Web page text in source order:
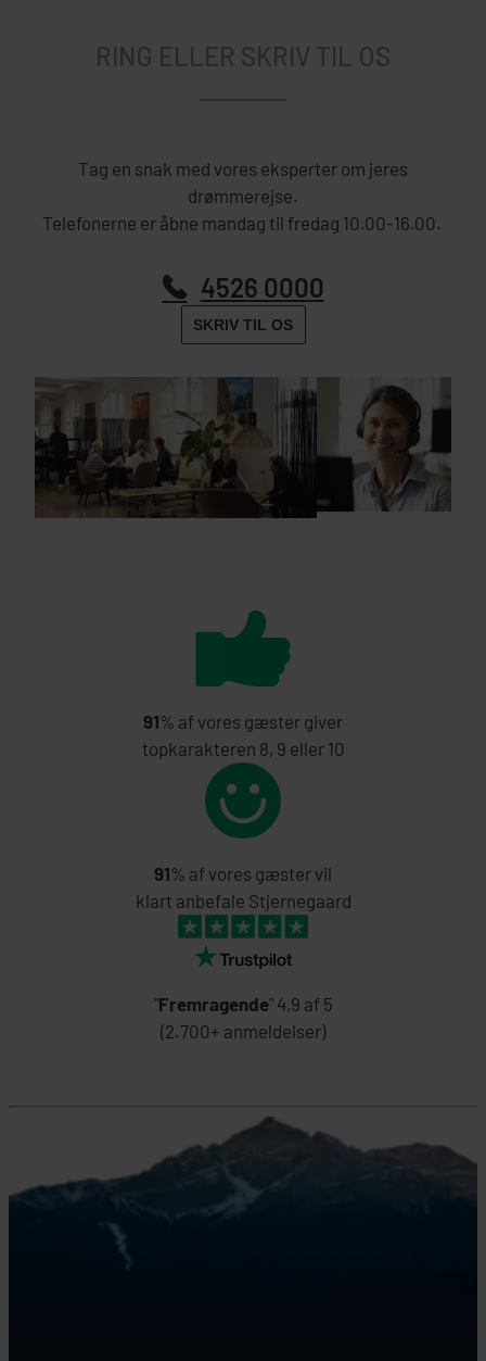
RING ELLER SKRIV TIL OS
Tag en snak med vores eksperter om jeres
drømmerejse.
Telefonerne er åbne mandag til fredag 10.00-16.00.
4526 0000
SKRIV TIL OS
91% af vores gæster giver
topkarakteren 8, 9 eller 10
91% af vores gæster vil
klart anbefale Stjernegaard
"Fremragende" 4,9 af 5
(2.700+ anmeldelser)